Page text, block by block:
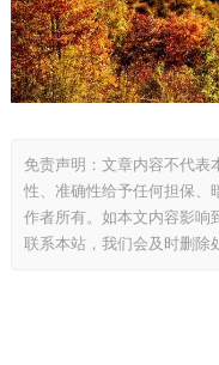
免责声明：文章内容不代表
性、准确性给予任何担保、
作者所有。如本文内容影响
联系本站，我们会及时删除